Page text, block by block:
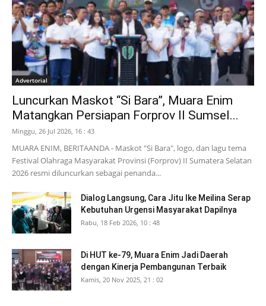
Advertorial
Luncurkan Maskot “Si Bara”, Muara Enim
Matangkan Persiapan Forprov II Sumsel...
Minggu, 26 Jul 2026, 16 : 43
MUARA ENIM, BERITAANDA - Maskot "Si Bara", logo, dan lagu tema
Festival Olahraga Masyarakat Provinsi (Forprov) II Sumatera Selatan
2026 resmi diluncurkan sebagai penanda...
Dialog Langsung, Cara Jitu Ike Meilina Serap
Kebutuhan Urgensi Masyarakat Dapilnya
Rabu, 18 Feb 2026, 10 : 48
Di HUT ke-79, Muara Enim Jadi Daerah
dengan Kinerja Pembangunan Terbaik
Kamis, 20 Nov 2025, 21 : 02